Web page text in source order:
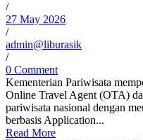
/
27 May 2026
/
admin@liburasik
/
0 Comment
Kementerian Pariwisata
Online Travel Agent (OTA)
pariwisata nasional dengan
berbasis Application...
Read More